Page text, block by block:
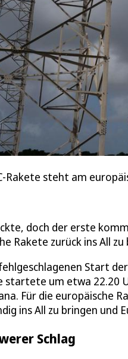
Rakete steht am
doch der erste
Rakete zurück ins All zu
Start
startete um etwa
Für die
ins All zu bringen und
Schlag